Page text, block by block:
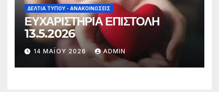
ΔΕΛΤΊΑ ΤΎΠΟΥ - ΑΝΑΚΟΙΝΏΣΕΙΣ
ΕΥΧΑΡΙΣΤΗΡΙΑ ΕΠΙΣΤΟΛΗ
13.5.2026
14 ΜΑΪ́ΟΥ 2026 ADMIN